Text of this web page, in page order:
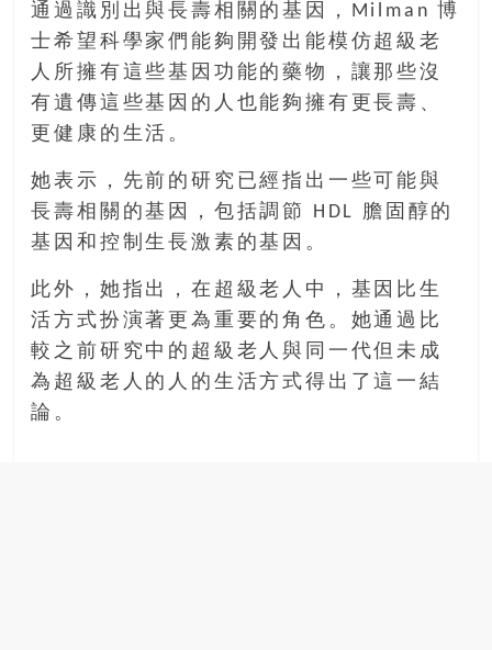
通過識別出與長壽相關的基因，Milman 博
士希望科學家們能夠開發出能模仿超級老
人所擁有這些基因功能的藥物，讓那些沒
有遺傳這些基因的人也能夠擁有更長壽、
更健康的生活。
她表示，先前的研究已經指出一些可能與
長壽相關的基因，包括調節 HDL 膽固醇的
基因和控制生長激素的基因。
此外，她指出，在超級老人中，基因比生
活方式扮演著更為重要的角色。她通過比
較之前研究中的超級老人與同一代但未成
為超級老人的人的生活方式得出了這一結
論。